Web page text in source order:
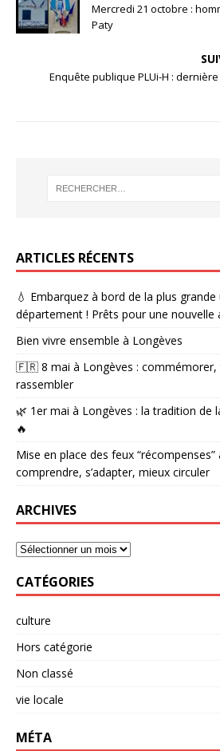
Mercredi 21 octobre :
Paty
Enquête publique PLUi-H :
ARTICLES RÉCENTS
💧 Embarquez à bord de la plus grande
département ! Prêts pour une nouvelle
Bien vivre ensemble à Longèves
🇫🇷 8 mai à Longèves : commémorer,
rassembler
🌿 1er mai à Longèves : la tradition de
🔥
Mise en place des feux “récompenses”
comprendre, s’adapter, mieux circuler
ARCHIVES
CATÉGORIES
culture
Hors catégorie
Non classé
vie locale
MÉTA